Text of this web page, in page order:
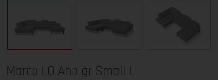
Marco LO Aho gr Small L